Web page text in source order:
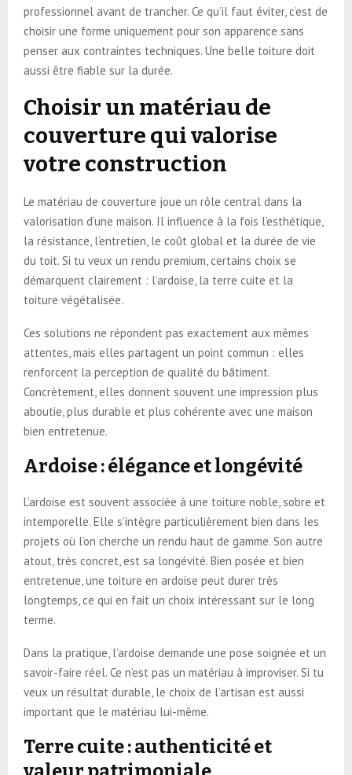
professionnel avant de trancher. Ce qu’il faut éviter, c’est de
choisir une forme uniquement pour son apparence sans
penser aux contraintes techniques. Une belle toiture doit
aussi être fiable sur la durée.
Choisir un matériau de
couverture qui valorise
votre construction
Le matériau de couverture joue un rôle central dans la
valorisation d’une maison. Il influence à la fois l’esthétique,
la résistance, l’entretien, le coût global et la durée de vie
du toit. Si tu veux un rendu premium, certains choix se
démarquent clairement : l’ardoise, la terre cuite et la
toiture végétalisée.
Ces solutions ne répondent pas exactement aux mêmes
attentes, mais elles partagent un point commun : elles
renforcent la perception de qualité du bâtiment.
Concrètement, elles donnent souvent une impression plus
aboutie, plus durable et plus cohérente avec une maison
bien entretenue.
Ardoise : élégance et longévité
L’ardoise est souvent associée à une toiture noble, sobre et
intemporelle. Elle s’intègre particulièrement bien dans les
projets où l’on cherche un rendu haut de gamme. Son autre
atout, très concret, est sa longévité. Bien posée et bien
entretenue, une toiture en ardoise peut durer très
longtemps, ce qui en fait un choix intéressant sur le long
terme.
Dans la pratique, l’ardoise demande une pose soignée et un
savoir-faire réel. Ce n’est pas un matériau à improviser. Si tu
veux un résultat durable, le choix de l’artisan est aussi
important que le matériau lui-même.
Terre cuite : authenticité et